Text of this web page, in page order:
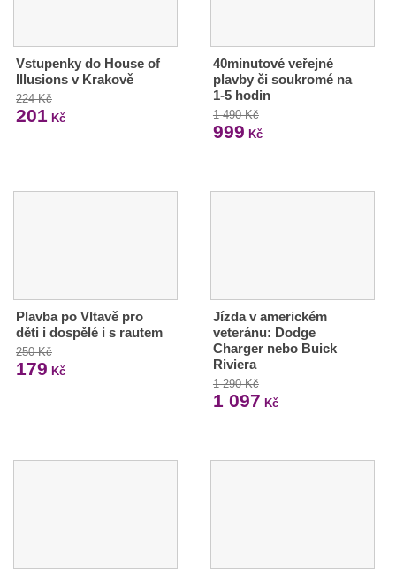
Vstupenky do House of
Illusions v Krakově
224 Kč
201 Kč
40minutové veřejné
plavby či soukromé na
1-5 hodin
1 490 Kč
999 Kč
Plavba po Vltavě pro
děti i dospělé i s rautem
250 Kč
179 Kč
Jízda v americkém
veteránu: Dodge
Charger nebo Buick
Riviera
1 290 Kč
1 097 Kč